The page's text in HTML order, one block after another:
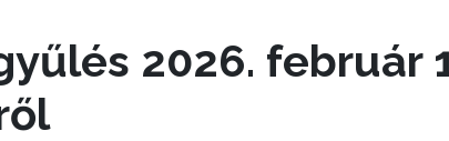
2026. február